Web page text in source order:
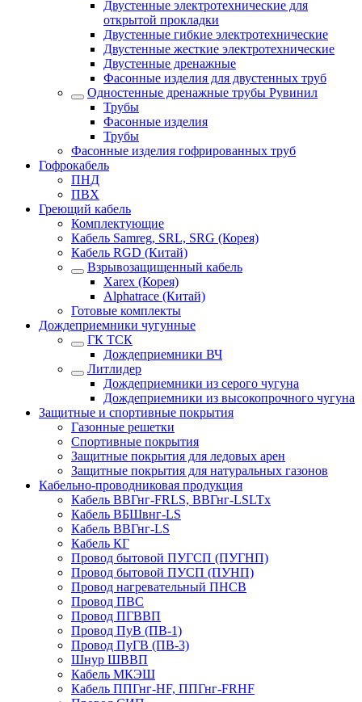
Двустенные электротехнические для
открытой прокладки
Двустенные гибкие электротехнические
Двустенные жесткие электротехнические
Двустенные дренажные
Фасонные изделия для двустенных труб
Одностенные дренажные трубы Рувинил
Трубы
Фасонные изделия
Трубы
Фасонные изделия гофрированных труб
Гофрокабель
ПНД
ПВХ
Греющий кабель
Комплектующие
Кабель Samreg, SRL, SRG (Корея)
Кабель RGD (Китай)
Взрывозащищенный кабель
Xarex (Корея)
Alphatrace (Китай)
Готовые комплекты
Дождеприемники чугунные
ГК ТСК
Дождеприемники ВЧ
Литлидер
Дождеприемники из серого чугуна
Дождеприемники из высокопрочного чугуна
Защитные и спортивные покрытия
Газонные решетки
Спортивные покрытия
Защитные покрытия для ледовых арен
Защитные покрытия для натуральных газонов
Кабельно-проводниковая продукция
Кабель ВВГнг-FRLS, ВВГнг-LSLTx
Кабель ВБШвнг-LS
Кабель ВВГнг-LS
Кабель КГ
Провод бытовой ПУГСП (ПУГНП)
Провод бытовой ПУСП (ПУНП)
Провод нагревательный ПНСВ
Провод ПВС
Провод ПГВВП
Провод ПуВ (ПВ-1)
Провод ПуГВ (ПВ-3)
Шнур ШВВП
Кабель МКЭШ
Кабель ППГнг-HF, ППГнг-FRHF